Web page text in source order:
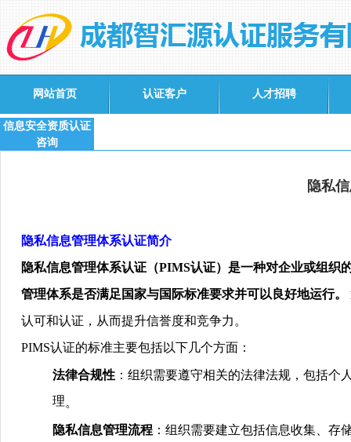
网站首页 认证客户 人才招聘
信息安全资质认证
咨询
隐私
隐私信息管理体系认证简介
隐私信息管理体系认证 （PIMS认证）是一种对企业或组织
管理体系是否满足国家与国际标准要求并可以良好地运行。
认可和认证，从而提升信誉度和竞争力 。
PIMS认证的标准主要包括以下几个方面：
法律合规性 ：组织需要遵守相关的法律法规，包括个
理。
隐私信息管理流程 ：组织需要建立包括信息收集、